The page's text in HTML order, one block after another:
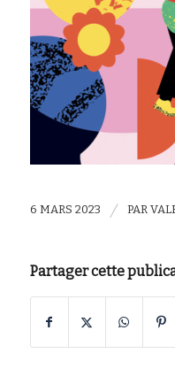
6 MARS 2023 / PAR
Partager cette